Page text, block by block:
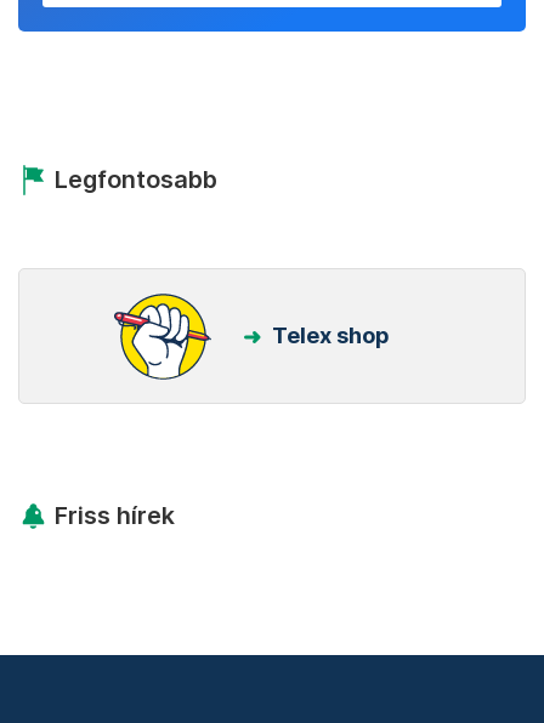
Legfontosabb
Telex shop
Friss hírek